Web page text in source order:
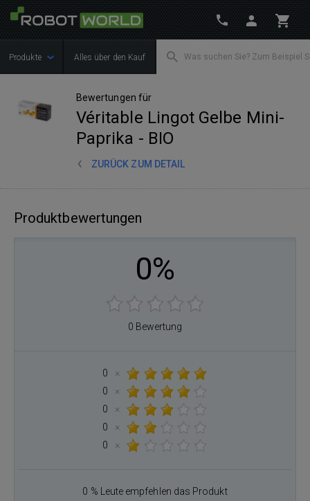
Produkte Alles über den Kauf
Bewertungen für
Véritable Lingot Gelbe Mini-
Paprika - BIO
ZURÜCK ZUM DETAIL
Produktbewertungen
0%
0 Bewertung
0
×
0
×
0
×
0
×
0
×
0 % Leute empfehlen das Produkt